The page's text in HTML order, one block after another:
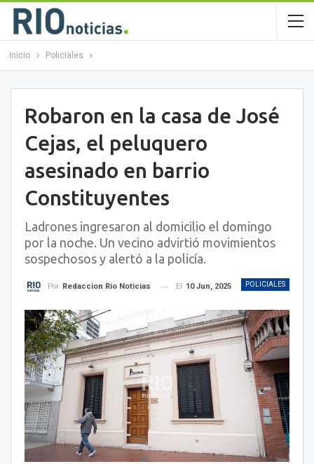
Inicio Policiales
Robaron en la casa de José
Cejas, el peluquero
asesinado en barrio
Constituyentes
Ladrones ingresaron al domicilio el domingo
por la noche. Un vecino advirtió movimientos
sospechosos y alertó a la policía.
POLICIALES
Por Redaccion Rio Noticias El 10 Jun, 2025